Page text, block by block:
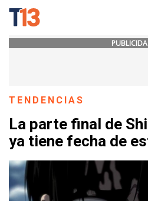
TENDENCIAS
La parte final de
ya tiene fecha de